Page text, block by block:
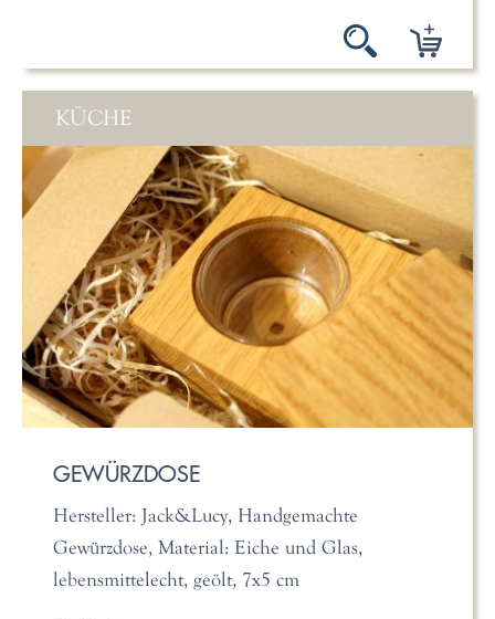
KÜCHE
GEWÜRZDOSE
Hersteller: Jack&Lucy, Handgemachte
Gewürzdose, Material: Eiche und Glas,
lebensmittelecht, geölt, 7x5 cm